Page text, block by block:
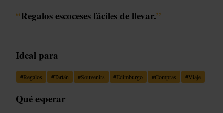
“Regalos escoceses fáciles de llevar.”
Ideal para
#Regalos #Tartán #Souvenirs #Edimburgo #Compras #Viaje
Qué esperar